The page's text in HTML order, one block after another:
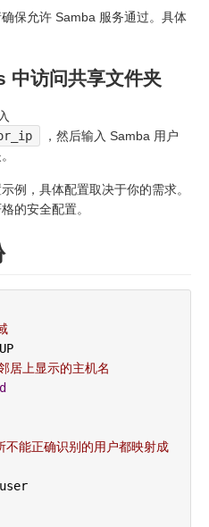
保允许 Samba 服务通过。具体
中访问共享文件夹
，然后输入 Samba 用户
例，具体配置取决于你的需求。
的安全配置。
居上显示的主机名
不能正确识别的用户都映射成